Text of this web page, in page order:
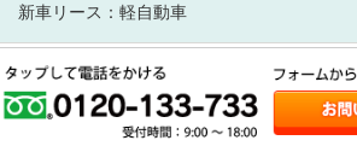
新車リース：軽自動車
新車リース：アルファード